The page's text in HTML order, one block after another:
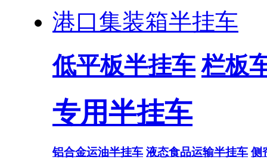
港口集装箱半挂车
低平板半挂车 栏板
专用半挂车
铝合金运油半挂车 液态食品运输半挂车 侧